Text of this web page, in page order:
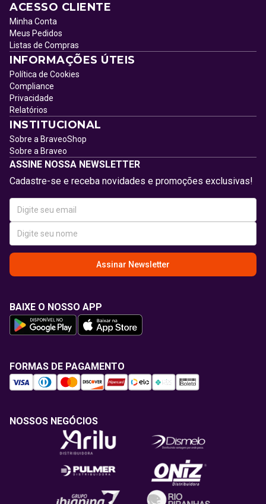
ACESSO CLIENTE
Minha Conta
Meus Pedidos
Listas de Compras
INFORMAÇÕES ÚTEIS
Política de Cookies
Compliance
Privacidade
Relatórios
INSTITUCIONAL
Sobre a BraveoShop
Sobre a Braveo
ASSINE NOSSA NEWSLETTER
Cadastre-se e receba novidades e promoções exclusivas!
Assinar Newsletter
BAIXE O NOSSO APP
FORMAS DE PAGAMENTO
NOSSOS NEGÓCIOS